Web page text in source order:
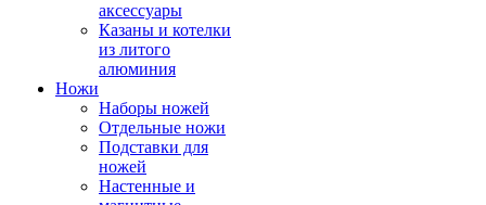
аксессуары
Казаны и котелки
из литого
алюминия
Ножи
Наборы ножей
Отдельные ножи
Подставки для
ножей
Настенные и